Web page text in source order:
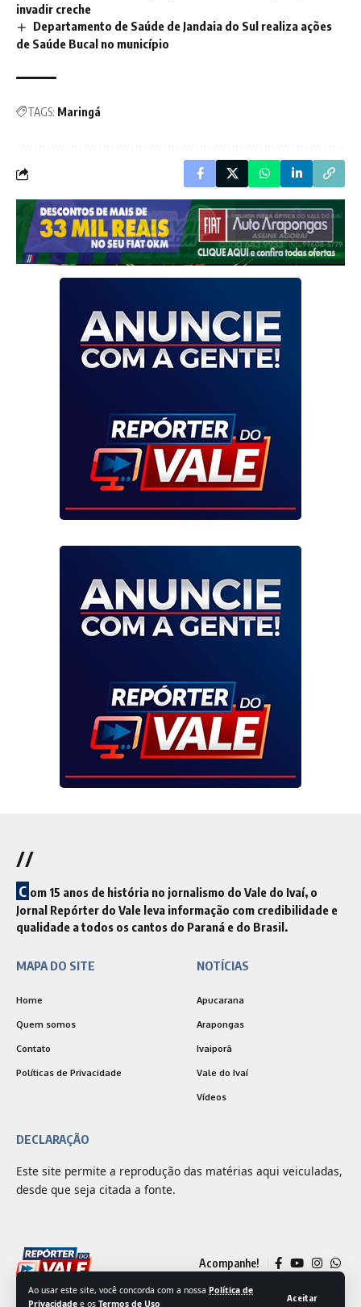
Ao usar este site, você concorda com a nossa Política de
Privacidade e os Termos de Uso
Aceitar
invadir creche
Departamento de Saúde de Jandaia do Sul realiza ações
de Saúde Bucal no município
TAGS: Maringá
//
C om 15 anos de história no jornalismo do Vale do Ivaí, o
Jornal Repórter do Vale leva informação com credibilidade e
qualidade a todos os cantos do Paraná e do Brasil.
MAPA DO SITE
Home
Quem somos
Contato
Políticas de Privacidade
NOTÍCIAS
Apucarana
Arapongas
Ivaiporã
Vale do Ivaí
Vídeos
DECLARAÇÃO
Este site permite a reprodução das matérias aqui veiculadas,
desde que seja citada a fonte.
Acompanhe!